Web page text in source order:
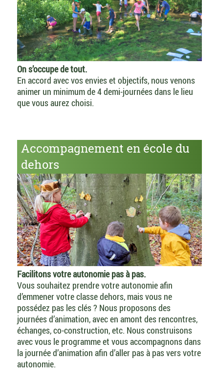
On s’occupe de tout.
En accord avec vos envies et objectifs, nous venons
animer un minimum de 4 demi-journées dans le lieu
que vous aurez choisi.
Accompagnement en école du
dehors
Facilitons votre autonomie pas à pas.
Vous souhaitez prendre votre autonomie afin
d’emmener votre classe dehors, mais vous ne
possédez pas les clés ? Nous proposons des
journées d’animation, avec en amont des rencontres,
échanges, co-construction, etc. Nous construisons
avec vous le programme et vous accompagnons dans
la journée d’animation afin d’aller pas à pas vers votre
autonomie.